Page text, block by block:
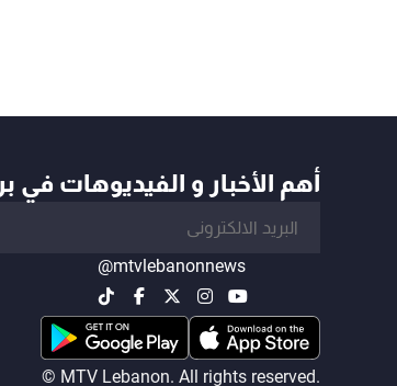
أهم الأخبار و الفيديوهات في
@mtvlebanonnews
© MTV Lebanon. All rights reserved.